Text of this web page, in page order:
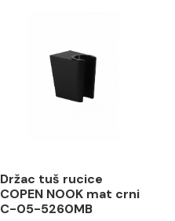
Držac tuš rucice
COPEN NOOK mat crni
C-05-5260MB